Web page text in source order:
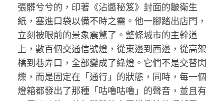
張髒兮兮的，印著《沾醬秘笈》封面的皺衛生
紙，塞進口袋以備不時之需。他一腳踏出店門，
立刻被眼前的景象震驚了。整條城市的主幹道
上，數百個交通信號燈，從東邊到西邊，從高架
橋到巷弄口，全部變成了綠燈。它們不是交替閃
爍，而是固定在「通行」的狀態，同時，每一個
燈箱都發出了那種「咕嚕咕嚕」的聲音，並且有